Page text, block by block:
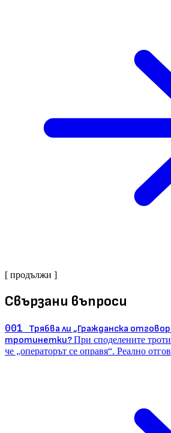
[ продължи ]
Свързани въпроси
001 Трябва ли „Гражданска
тротинетки?При споделените
че „операторът се оправя“. Реално